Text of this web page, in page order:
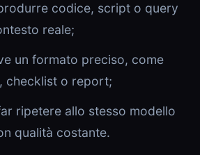
codice, script o query
reale;
un formato preciso, come
checklist o report;
ripetere allo stesso modello
qualità costante.